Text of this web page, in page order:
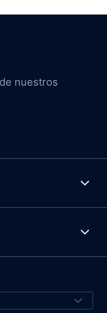
nuestros